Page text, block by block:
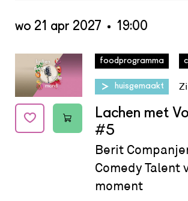
Lachen met
#5
Berit
Comedy Talent
moment
Datum:wo 21 apr
foodprogramma
huisgemaakt
wo 21 apr 2027 19:00